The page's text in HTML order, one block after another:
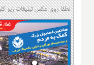
لطفا روی عکس تبلیغات زیر